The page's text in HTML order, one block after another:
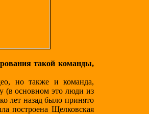
такой команды,
но также и команда,
(в основном это люди из
лет назад было принято
построена Щелковская